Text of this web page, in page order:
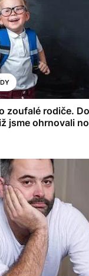
zoufalé rodiče.
jsme ohrnovali